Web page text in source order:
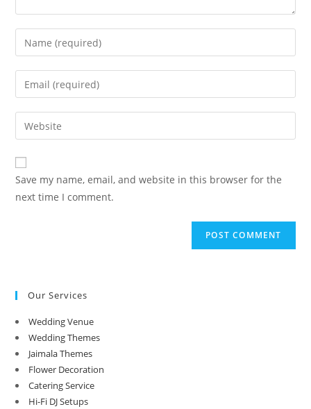
Enter
your
name
comment
Enter
your
email
address
comment
Enter
your
website
URL
(optional)
Save my name, email, and website in this browser for the
next time I comment.
Our Services
Wedding Venue
Wedding Themes
Jaimala Themes
Flower Decoration
Catering Service
Hi-Fi DJ Setups